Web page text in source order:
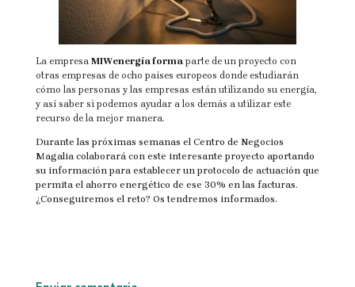
La empresa MIWenergía formaparte de un proyecto con
otras empresas de ocho países europeos donde estudiarán
cómo las personas y las empresas están utilizando su energía,
y así saber si podemos ayudar a los demás a utilizar este
recurso de la mejor manera.
Durante las próximas semanas el Centro de Negocios
Magalia colaborará con este interesante proyecto aportando
su información para establecer un protocolo de actuación que
permita el ahorro energético de ese 30% en las facturas.
¿Conseguiremos el reto? Os tendremos informados.